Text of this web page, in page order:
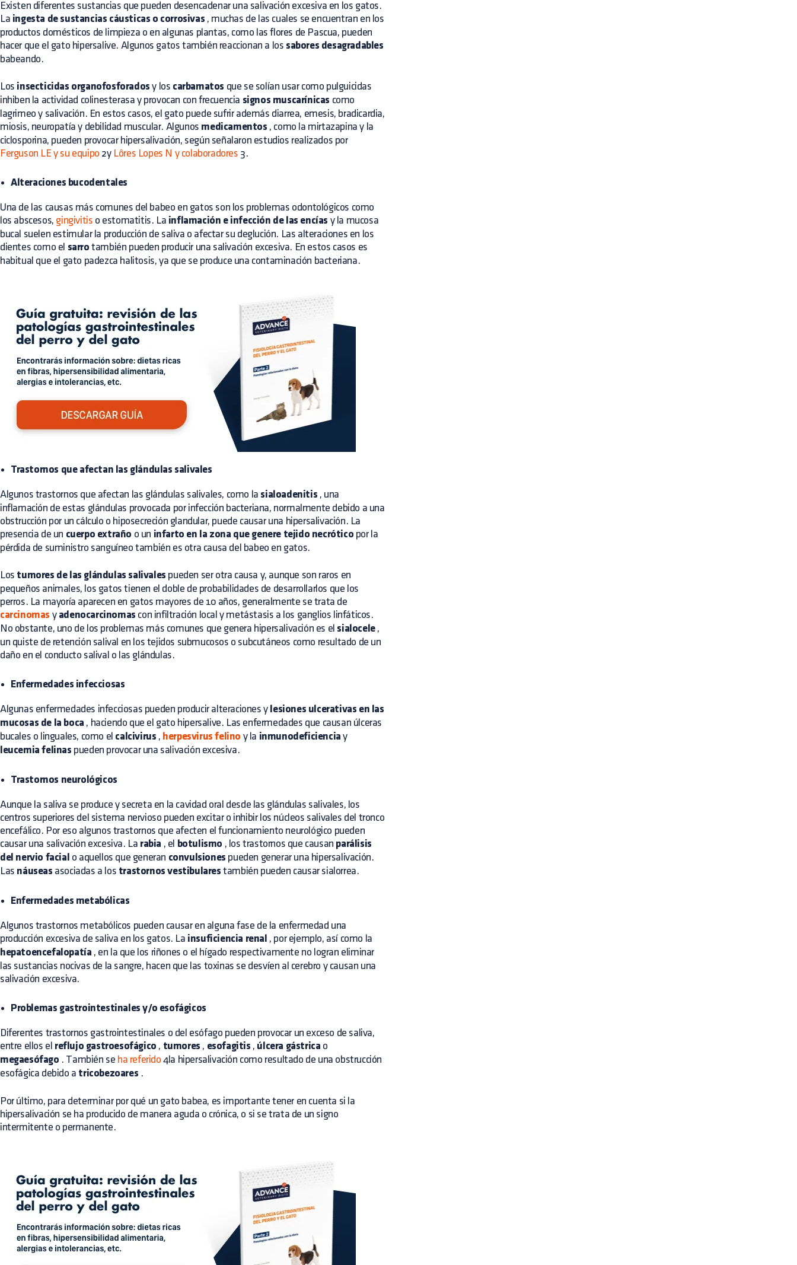
Existen diferentes sustancias que pueden desencadenar una salivación excesiva en los gatos.
La ingesta de sustancias cáusticas o corrosivas , muchas de las cuales se encuentran en los
productos domésticos de limpieza o en algunas plantas, como las flores de Pascua, pueden
hacer que el gato hipersalive. Algunos gatos también reaccionan a los sabores desagradables
babeando.
Los insecticidas organofosforados y los carbamatos que se solían usar como pulguicidas
inhiben la actividad colinesterasa y provocan con frecuencia signos muscarínicas como
lagrimeo y salivación. En estos casos, el gato puede sufrir además diarrea, emesis, bradicardia,
miosis, neuropatía y debilidad muscular. Algunos medicamentos , como la mirtazapina y la
ciclosporina, pueden provocar hipersalivación, según señalaron estudios realizados por
Ferguson LE y su equipo 2y Lôres Lopes N y colaboradores 3.
Alteraciones bucodentales
Una de las causas más comunes del babeo en gatos son los problemas odontológicos como
los abscesos, gingivitis o estomatitis. La inflamación e infección de las encías y la mucosa
bucal suelen estimular la producción de saliva o afectar su deglución. Las alteraciones en los
dientes como el sarro también pueden producir una salivación excesiva. En estos casos es
habitual que el gato padezca halitosis, ya que se produce una contaminación bacteriana.
Trastornos que afectan las glándulas salivales
Algunos trastornos que afectan las glándulas salivales, como la sialoadenitis , una
inflamación de estas glándulas provocada por infección bacteriana, normalmente debido a una
obstrucción por un cálculo o hiposecreción glandular, puede causar una hipersalivación. La
presencia de un cuerpo extraño o un infarto en la zona que genere tejido necrótico por la
pérdida de suministro sanguíneo también es otra causa del babeo en gatos.
Los tumores de las glándulas salivales pueden ser otra causa y, aunque son raros en
pequeños animales, los gatos tienen el doble de probabilidades de desarrollarlos que los
perros. La mayoría aparecen en gatos mayores de 10 años, generalmente se trata de
carcinomas y adenocarcinomas con infiltración local y metástasis a los ganglios linfáticos.
No obstante, uno de los problemas más comunes que genera hipersalivación es el sialocele,
un quiste de retención salival en los tejidos submucosos o subcutáneos como resultado de un
daño en el conducto salival o las glándulas.
Enfermedades infecciosas
Algunas enfermedades infecciosas pueden producir alteraciones y lesiones ulcerativas en las
mucosas de la boca , haciendo que el gato hipersalive. Las enfermedades que causan úlceras
bucales o linguales, como el calcivirus , herpesvirus felino y la inmunodeficiencia y
leucemia felinas pueden provocar una salivación excesiva.
Trastornos neurológicos
Aunque la saliva se produce y secreta en la cavidad oral desde las glándulas salivales, los
centros superiores del sistema nervioso pueden excitar o inhibir los núcleos salivales del tronco
encefálico. Por eso algunos trastornos que afecten el funcionamiento neurológico pueden
causar una salivación excesiva. La rabia , el botulismo , los trastornos que causan parálisis
del nervio facial o aquellos que generan convulsiones pueden generar una hipersalivación.
Las náuseas asociadas a los trastornos vestibulares también pueden causar sialorrea.
Enfermedades metabólicas
Algunos trastornos metabólicos pueden causar en alguna fase de la enfermedad una
producción excesiva de saliva en los gatos. La insuficiencia renal , por ejemplo, así como la
hepatoencefalopatía , en la que los riñones o el hígado respectivamente no logran eliminar
las sustancias nocivas de la sangre, hacen que las toxinas se desvíen al cerebro y causan una
salivación excesiva.
Problemas gastrointestinales y/o esofágicos
Diferentes trastornos gastrointestinales o del esófago pueden provocar un exceso de saliva,
entre ellos el reflujo gastroesofágico , tumores , esofagitis , úlcera gástrica o
megaesófago . También se ha referido 4la hipersalivación como resultado de una obstrucción
esofágica debido a tricobezoares .
Por último, para determinar por qué un gato babea, es importante tener en cuenta si la
hipersalivación se ha producido de manera aguda o crónica, o si se trata de un signo
intermitente o permanente.